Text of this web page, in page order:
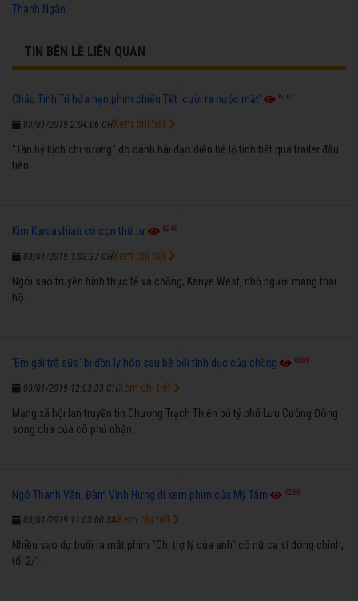
Thanh Ngân
TIN BÊN LỀ LIÊN QUAN
Châu Tinh Trì hứa hẹn phim chiếu Tết 'cười ra nước mắt' 6767
03/01/2019 2:04:06 CH
"Tân hỷ kịch chi vương" do danh hài đạo diễn hé lộ tình tiết qua trailer đầu
tiên.
Xem chi tiết
Kim Kardashian có con thứ tư 6268
03/01/2019 1:03:37 CH
Ngôi sao truyền hình thực tế và chồng, Kanye West, nhờ người mang thai
hộ.
Xem chi tiết
'Em gái trà sữa' bị đồn ly hôn sau bê bối tình dục của chồng 6589
03/01/2019 12:03:33 CH
Mạng xã hội lan truyền tin Chương Trạch Thiên bỏ tỷ phú Lưu Cường Đông
song cha của cô phủ nhận.
Xem chi tiết
Ngô Thanh Vân, Đàm Vĩnh Hưng đi xem phim của Mỹ Tâm 6269
03/01/2019 11:03:00 SA
Nhiều sao dự buổi ra mắt phim "Chị trợ lý của anh" có nữ ca sĩ đóng chính,
tối 2/1.
Xem chi tiết